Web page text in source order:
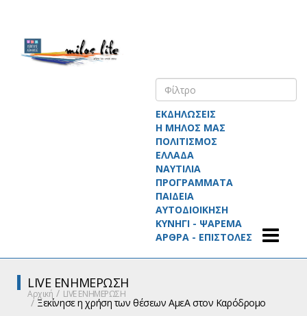
ΕΚΔΗΛΩΣΕΙΣ
Η ΜΗΛΟΣ ΜΑΣ
ΠΟΛΙΤΙΣΜΟΣ
ΕΛΛΑΔΑ
ΝΑΥΤΙΛΙΑ
ΠΡΟΓΡΑΜΜΑΤΑ
ΠΑΙΔΕΙΑ
ΑΥΤΟΔΙΟΙΚΗΣΗ
ΚΥΝΗΓΙ - ΨΑΡΕΜΑ
ΑΡΘΡΑ - ΕΠΙΣΤΟΛΕΣ
LIVE ΕΝΗΜΕΡΩΣΗ
Αρχική LIVE ΕΝΗΜΕΡΩΣΗ
Ξεκίνησε η χρήση των θέσεων ΑμεΑ στον Καρόδρομο